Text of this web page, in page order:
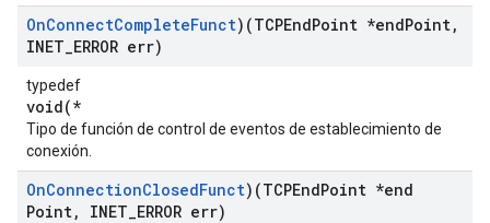
OnConnectCompleteFunct)(TCPEndPoint *endPoint,
INET ERROR err)
typedef
void(*
Tipo de función de control de eventos de establecimiento de
conexión.
OnConnectionClosedFunct)(TCPEndPoint *end
Point, INET ERROR err)